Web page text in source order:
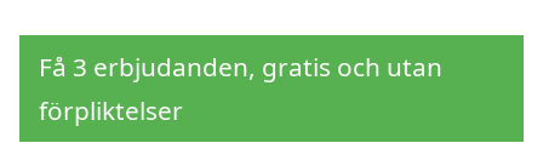
Få 3 erbjudanden, gratis och utan
förpliktelser